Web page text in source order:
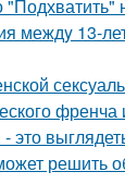
междy 13-
френча
это
решить